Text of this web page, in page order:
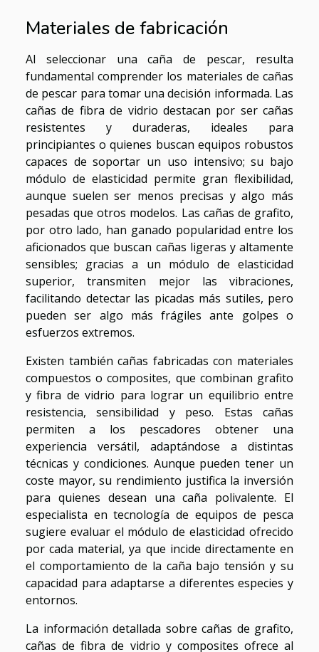
Materiales de fabricación
Al seleccionar una caña de pescar, resulta
fundamental comprender los materiales de cañas
de pescar para tomar una decisión informada. Las
cañas de fibra de vidrio destacan por ser cañas
resistentes y duraderas, ideales para
principiantes o quienes buscan equipos robustos
capaces de soportar un uso intensivo; su bajo
módulo de elasticidad permite gran flexibilidad,
aunque suelen ser menos precisas y algo más
pesadas que otros modelos. Las cañas de grafito,
por otro lado, han ganado popularidad entre los
aficionados que buscan cañas ligeras y altamente
sensibles; gracias a un módulo de elasticidad
superior, transmiten mejor las vibraciones,
facilitando detectar las picadas más sutiles, pero
pueden ser algo más frágiles ante golpes o
esfuerzos extremos.
Existen también cañas fabricadas con materiales
compuestos o composites, que combinan grafito
y fibra de vidrio para lograr un equilibrio entre
resistencia, sensibilidad y peso. Estas cañas
permiten a los pescadores obtener una
experiencia versátil, adaptándose a distintas
técnicas y condiciones. Aunque pueden tener un
coste mayor, su rendimiento justifica la inversión
para quienes desean una caña polivalente. El
especialista en tecnología de equipos de pesca
sugiere evaluar el módulo de elasticidad ofrecido
por cada material, ya que incide directamente en
el comportamiento de la caña bajo tensión y su
capacidad para adaptarse a diferentes especies y
entornos.
La información detallada sobre cañas de grafito,
cañas de fibra de vidrio y composites ofrece al